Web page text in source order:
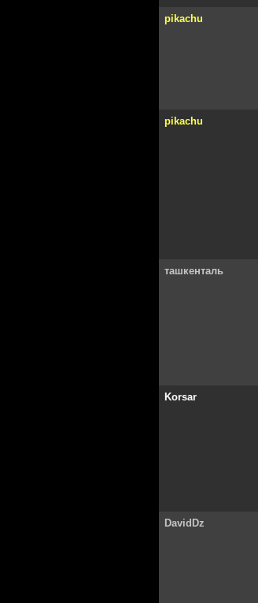
pikachu
pikachu
ташкенталь
Korsar
DavidDz